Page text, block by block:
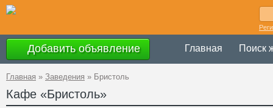
Добавить объявление Главная Поиск
Главная » Заведения » Бристоль
Кафе «Бристоль»